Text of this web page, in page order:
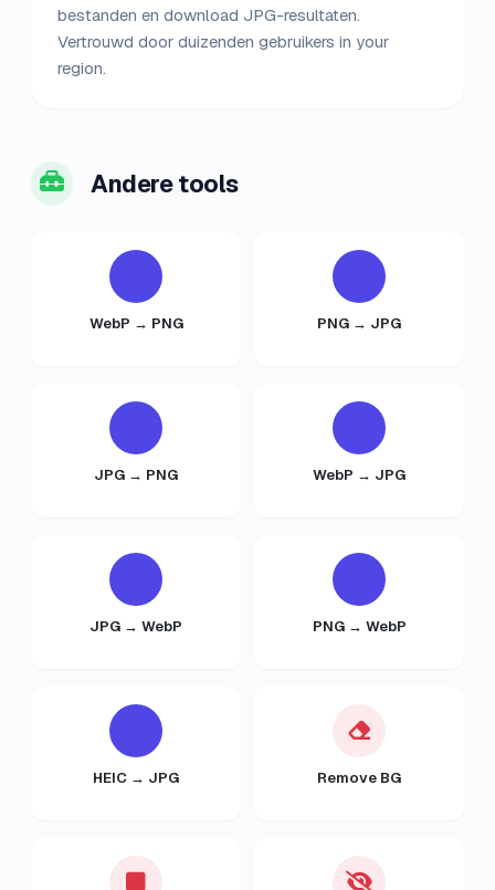
bestanden en download JPG-resultaten.
Vertrouwd door duizenden gebruikers in your
region.
Andere tools
WebP → PNG PNG → JPG
JPG → PNG WebP → JPG
JPG → WebP PNG → WebP
HEIC → JPG Remove BG